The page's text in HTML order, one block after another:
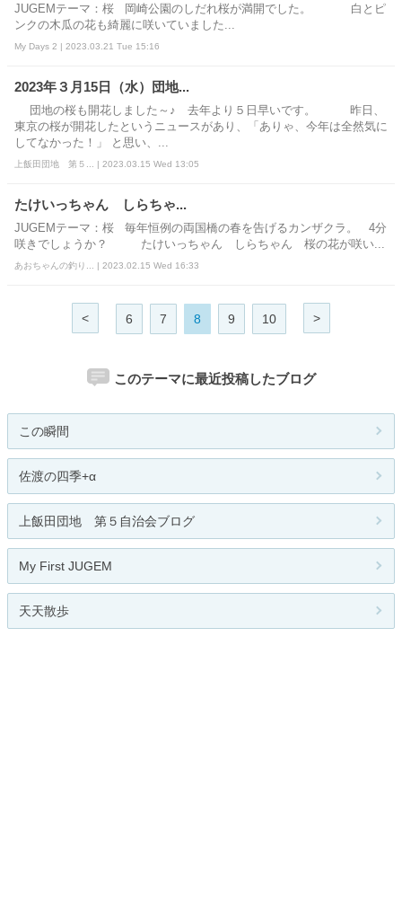
JUGEMテーマ：桜 岡崎公園のしだれ桜が満開でした。 白とピ
ンクの木瓜の花も綺麗に咲いていました...
My Days 2 | 2023.03.21 Tue 15:16
2023年３月15日（水）団地...
団地の桜も開花しました～♪ 去年より５日早いです。 昨日、
東京の桜が開花したというニュースがあり、「ありゃ、今年は全然気に
してなかった！」 と思い、...
上飯田団地 第５... | 2023.03.15 Wed 13:05
たけいっちゃん しらちゃ...
JUGEMテーマ：桜 毎年恒例の両国橋の春を告げるカンザクラ。 4分
咲きでしょうか？ たけいっちゃん しらちゃん 桜の花が咲い...
あおちゃんの釣り... | 2023.02.15 Wed 16:33
< 6 7 8 9 10 >
このテーマに最近投稿したブログ
この瞬間
佐渡の四季+α
上飯田団地 第５自治会ブログ
My First JUGEM
天天散歩